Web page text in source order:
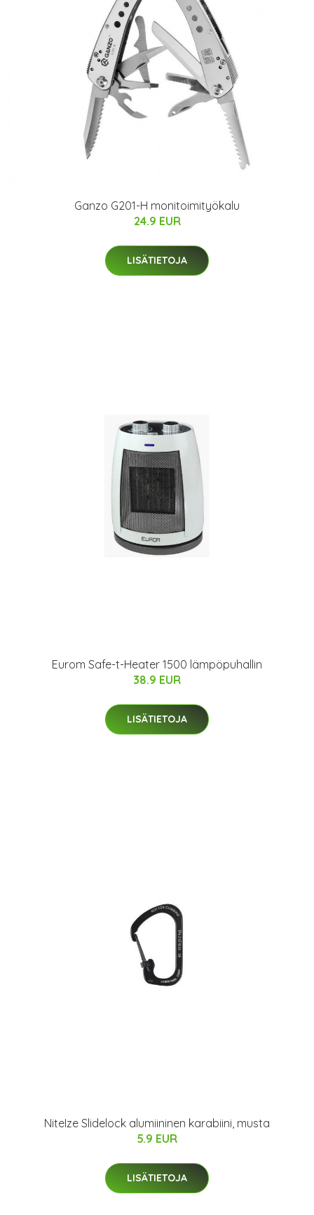
Ganzo G201-H monitoimityökalu
24.9 EUR
LISÄTIETOJA
Eurom Safe-t-Heater 1500 lämpöpuhallin
38.9 EUR
LISÄTIETOJA
NiteIze Slidelock alumiininen karabiini, musta
5.9 EUR
LISÄTIETOJA